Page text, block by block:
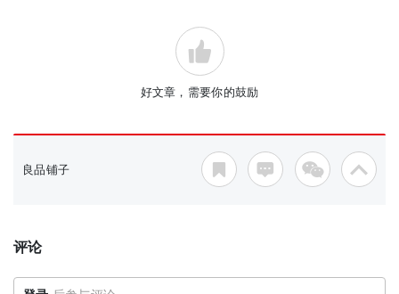
好文章，需要你的鼓励
良品铺子
评论